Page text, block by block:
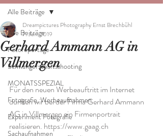
Alle Beiträge
Fotoreportage
Schwangerschaftsshooting
MONATSSPEZIAL
Fotografie, Werbeaufnahmen
Experiment Fotografie
Sachaufnahmen
Alle Beiträge
Gerhard Ammann AG in
Villmergen
Dreampictures Photography Ernst Brechbühl
7. Jan. 2019
Für den neuen Werbeauftritt im Internet
durften wir bei der Firma Gerhard Ammann
AG in Villmergen ein Firmenportrait
realisieren. https://www.gaag.ch